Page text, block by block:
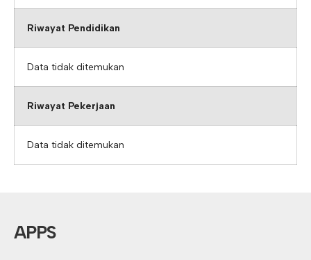
Riwayat Pendidikan
Data tidak ditemukan
Riwayat Pekerjaan
Data tidak ditemukan
APPS